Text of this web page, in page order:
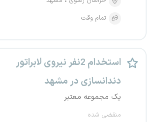
تمام وقت
استخدام 2نفر نیروی لابراتور
دندانسازی در مشهد
یک مجموعه معتبر
منقضی شده